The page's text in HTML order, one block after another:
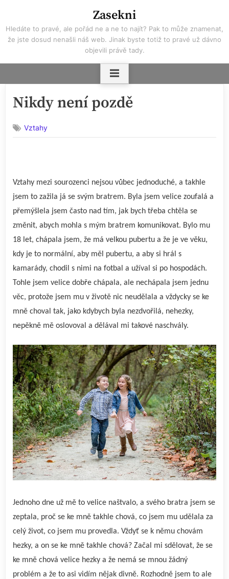
content
Zasekni
Hledáte to pravé, ale pořád ne a ne to najít? Pak to může znamenat,
že jste dosud nenašli náš web. Jinak byste totiž to pravé už dávno
objevili právě tady.
Nikdy není pozdě
Vztahy
Vztahy mezi sourozenci nejsou vůbec jednoduché, a takhle
jsem to zažila já se svým bratrem. Byla jsem velice zoufalá a
přemýšlela jsem často nad tím, jak bych třeba chtěla se
změnit, abych mohla s mým bratrem komunikovat. Bylo mu
18 let, chápala jsem, že má velkou pubertu a že je ve věku,
kdy je to normální, aby měl pubertu, a aby si hrál s
kamarády, chodil s nimi na fotbal a užíval si po hospodách.
Tohle jsem velice dobře chápala, ale nechápala jsem jednu
věc, protože jsem mu v životě nic neudělala a vždycky se ke
mně choval tak, jako kdybych byla nezdvořilá, nehezky,
nepěkně mě oslovoval a dělával mi takové naschvály.
Jednoho dne už mě to velice naštvalo, a svého bratra jsem se
zeptala, proč se ke mně takhle chová, co jsem mu udělala za
celý život, co jsem mu provedla. Vždyť se k němu chovám
hezky, a on se ke mně takhle chová? Začal mi sdělovat, že se
ke mně chová velice hezky a že nemá se mnou žádný
problém a že to asi vidím nějak divně. Rozhodně jsem to ale